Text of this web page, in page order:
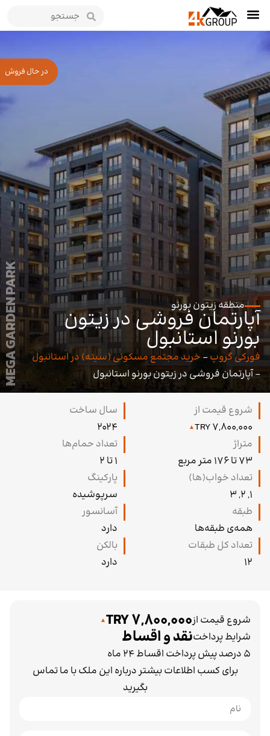
منطقهزیتون بورنو
آپارتمان فروشی در زیتون
بورنو استانبول
فورکی گروپ- خرید مجتمع مسکونی (سیته) در استانبول
-آپارتمان فروشی در زیتون بورنو استانبول MEGA GARDEN PARK
در حال فروش
شروع قیمت از
7,800,000 TRY
متراژ
73 تا 176 متر مربع
تعداد خواب(ها)
۱, ۲, ۳
طبقه
همه‌ی طبقه‌ها
تعداد کل طبقات
12
سال ساخت
2024
تعداد حمام‌ها
1 تا 2
پارکینگ
سرپوشیده
آسانسور
دارد
بالکن
دارد
شروع قیمت از7,800,000 TRY
شرایط پرداختنقد و اقساط
5 درصد پیش پرداخت اقساط 24 ماه
برای کسب اطلاعات بیشتر درباره این ملک با ما تماس
بگیرید